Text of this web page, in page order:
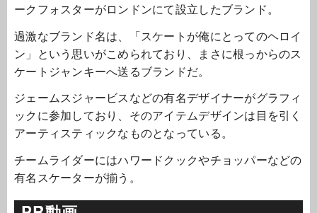
ークフォスターがロンドンにて設立したブランド。
過激なブランド名は、「スケートが俺にとってのヘロイ
ン」という思いがこめられており、まさに根っからのス
ケートジャンキーへ送るブランドだ。
ジェームスジャービスなどの有名デザイナーがグラフィ
ックに参加しており、そのアイテムデザインは目を引く
アーティスティックなものとなっている。
チームライダーにはハワードクックやチョッパーなどの
有名スケーターが揃う。